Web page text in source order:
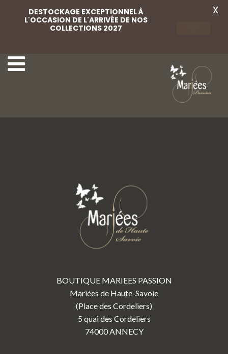
BOUTIQUE MARIEES PASSION
Mariées de Haute-Savoie
(Place des Cordeliers)
5 quai des Cordeliers
74000 ANNECY
DESTOCKAGE EXCEPTIONNEL À
L'OCCASION DE L'ARRIVÉE DE NOS
COLLECTIONS 2027
X